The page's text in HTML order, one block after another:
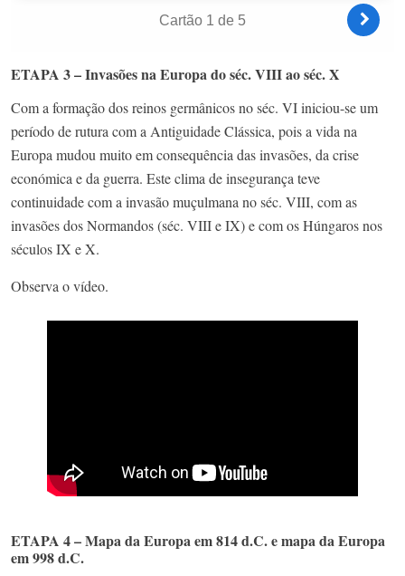
ETAPA 3 – Invasões na Europa do séc. VIII ao séc. X
Com a formação dos reinos germânicos no séc. VI iniciou-se um
período de rutura com a Antiguidade Clássica, pois a vida na
Europa mudou muito em consequência das invasões, da crise
económica e da guerra. Este clima de insegurança teve
continuidade com a invasão muçulmana no séc. VIII, com as
invasões dos Normandos (séc. VIII e IX) e com os Húngaros nos
séculos IX e X.​
Observa o vídeo.
ETAPA 4 – Mapa da Europa em 814 d.C. e mapa da Europa
em 998 d.C.